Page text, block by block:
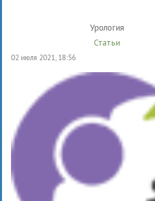
Урология
Статьи
02 июля 2021, 18:56